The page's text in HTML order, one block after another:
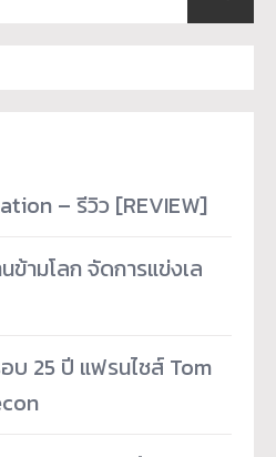
– รีวิว [REVIEW]
ข้ามโลก จัดการแข่งเล
25 ปี แฟรนไชส์ Tom